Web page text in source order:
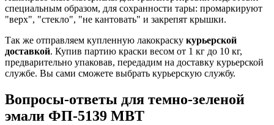
специальным образом, для сохранности тары: промаркируют
"верх", "стекло", "не кантовать" и закрепят крышки.
Так же отправляем купленную лакокраску курьерской
доставкой. Купив партию краски весом от 1 кг до 10 кг,
предварительно упаковав, передадим на доставку курьерской
службе. Вы сами сможете выбрать курьерскую службу.
Вопросы-ответы для темно-зеленой
эмали ФП-5139 МВТ